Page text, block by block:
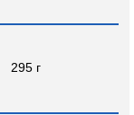
295 г